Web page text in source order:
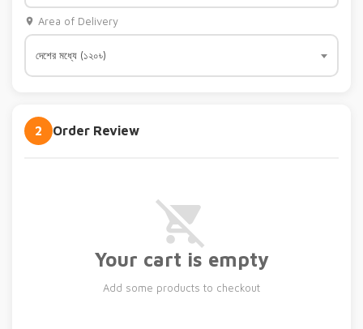
Area of Delivery
দেশের মধ্যে (১২০৳)
2 Order Review
Your cart is empty
Add some products to checkout